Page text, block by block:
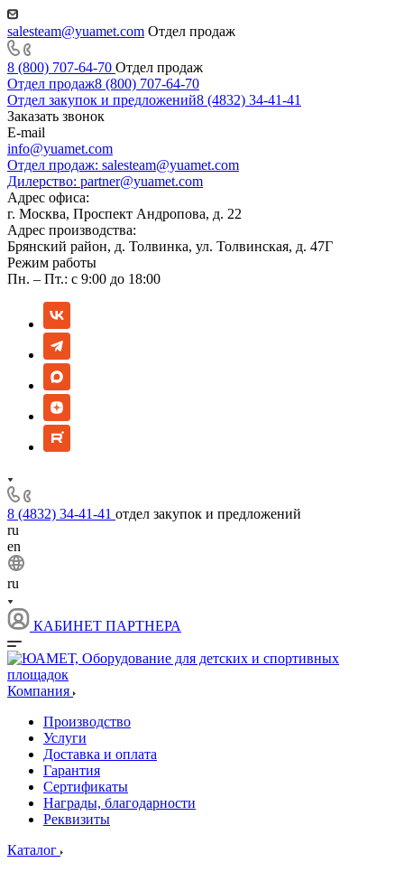
salesteam@yuamet.com Отдел продаж
8 (800) 707-64-70 Отдел продаж
Отдел продаж8 (800) 707-64-70
Отдел закупок и предложений8 (4832) 34-41-41
Заказать звонок
E-mail
info@yuamet.com
Отдел продаж: salesteam@yuamet.com
Дилерство: partner@yuamet.com
Адрес офиса:
г. Москва, Проспект Андропова, д. 22
Адрес производства:
Брянский район, д. Толвинка, ул. Толвинская, д. 47Г
Режим работы
Пн. – Пт.: с 9:00 до 18:00
8 (4832) 34-41-41 отдел закупок и предложений
ru
en
ru
КАБИНЕТ ПАРТНЕРА
Компания
Производство
Услуги
Доставка и оплата
Гарантия
Сертификаты
Награды, благодарности
Реквизиты
Каталог